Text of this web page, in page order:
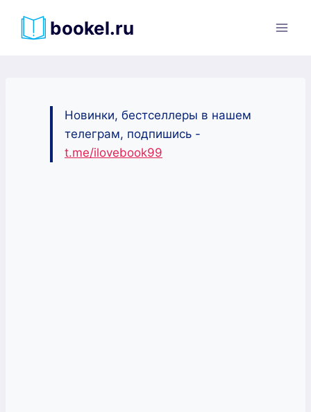
bookel.ru
Новинки, бестселлеры в нашем
телеграм, подпишись -
t.me/ilovebook99